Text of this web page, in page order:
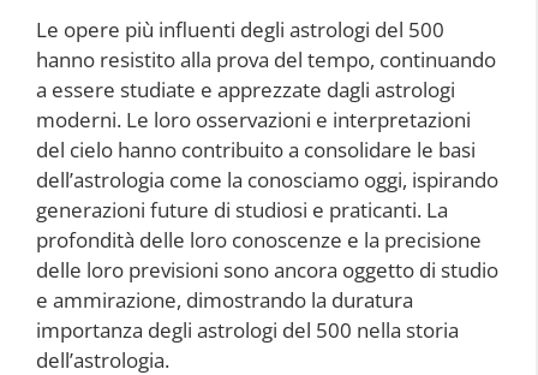
Le opere più influenti degli astrologi del 500
hanno resistito alla prova del tempo, continuando
a essere studiate e apprezzate dagli astrologi
moderni. Le loro osservazioni e interpretazioni
del cielo hanno contribuito a consolidare le basi
dell’astrologia come la conosciamo oggi, ispirando
generazioni future di studiosi e praticanti. La
profondità delle loro conoscenze e la precisione
delle loro previsioni sono ancora oggetto di studio
e ammirazione, dimostrando la duratura
importanza degli astrologi del 500 nella storia
dell’astrologia.